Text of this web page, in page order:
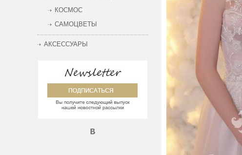
КОСМОС
САМОЦВЕТЫ
АКСЕССУАРЫ